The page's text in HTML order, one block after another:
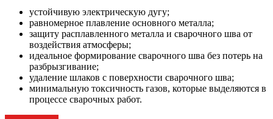
устойчивую электрическую дугу;
равномерное плавление основного металла;
защиту расплавленного металла и сварочного шва от
воздействия атмосферы;
идеальное формирование сварочного шва без потерь на
разбрызгивание;
удаление шлаков с поверхности сварочного шва;
минимальную токсичность газов, которые выделяются в
процессе сварочных работ.